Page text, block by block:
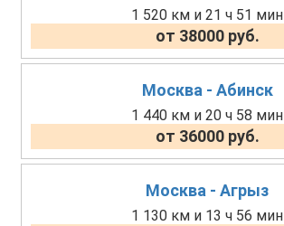
1 520 км и 21 ч 51 мин
от 38000 руб.
Москва - Абинск
1 440 км и 20 ч 58 мин
от 36000 руб.
Москва - Агрыз
1 130 км и 13 ч 56 мин